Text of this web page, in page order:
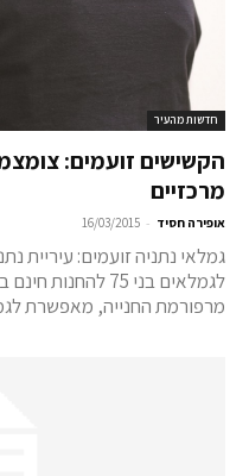
חדשות מהעיר
הקשישים זועמים:
מרכזיים
אופירה חסיד -
16/03/2015
גמלאי נתניה זועמים:
לגמלאים בני 75
מרפורמת החנייה, מאפשרת